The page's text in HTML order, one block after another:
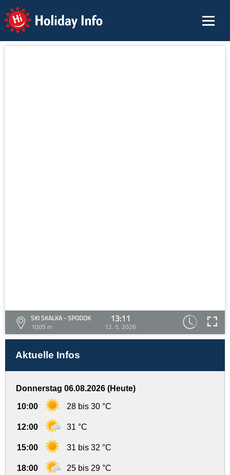
Holiday Info
SKI SKALKA - SPODOK
1005 m
13:11
12. 5. 2026
Aktuelle Infos
Donnerstag 06.08.2026 (Heute)
10:00 28 bis 30 °C
12:00 31 °C
15:00 31 bis 32 °C
18:00 25 bis 29 °C